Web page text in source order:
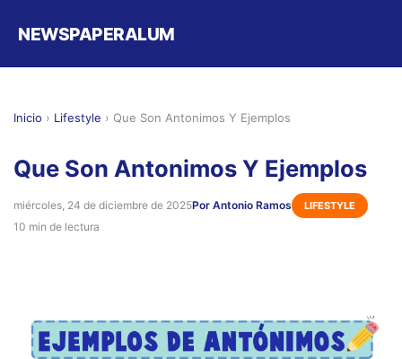
NEWSPAPERALUM
Inicio › Lifestyle › Que Son Antonimos Y Ejemplos
Que Son Antonimos Y Ejemplos
miércoles, 24 de diciembre de 2025Por Antonio Ramos LIFESTYLE
10 min de lectura